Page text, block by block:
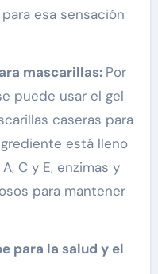
esa sensación
mascarillas: Por
puede usar el gel
caseras para
está lleno
C y E, enzimas y
para mantener
para la salud y el